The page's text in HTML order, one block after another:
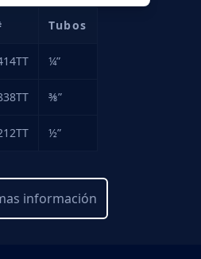
Tubos
¼”
⅜”
½”
información